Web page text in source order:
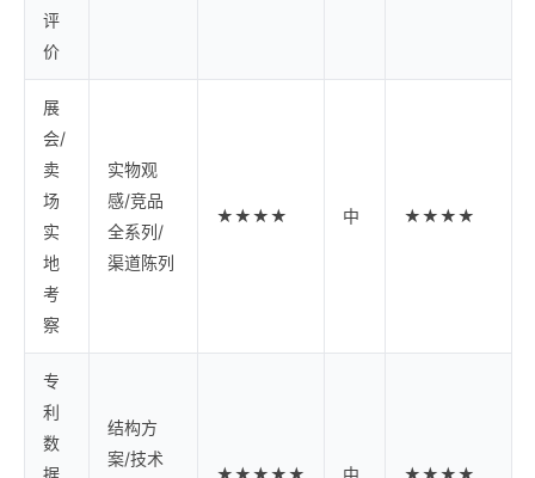
评
价
展
会/
卖
场
实
地
考
察
实物观
感/竞品
全系列/
渠道陈列
★★★★ 中 ★★★★
专
利
数
据
结构方
案/技术
★★★★★ 中 ★★★★